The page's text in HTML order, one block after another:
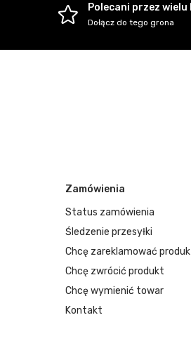
Polecani przez
Dołącz do tego grona
Zamówienia
Status zamówienia
Śledzenie przesyłki
Chcę zareklamować
Chcę zwrócić produkt
Chcę wymienić towar
Kontakt